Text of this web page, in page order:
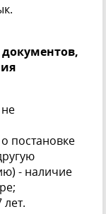
постановке
- наличие